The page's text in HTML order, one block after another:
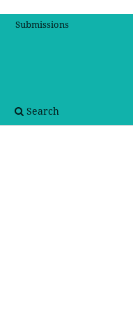
Search
Submissions